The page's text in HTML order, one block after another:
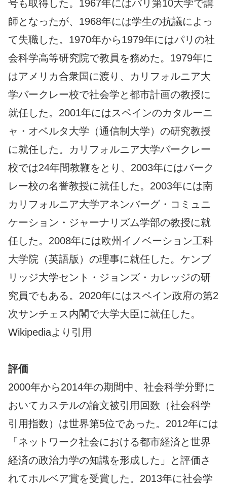
号も取得した。1967年にはパリ第10大学で講
師となったが、1968年には学生の抗議によっ
て失職した。1970年から1979年にはパリの社
会科学高等研究院で教員を務めた。1979年に
はアメリカ合衆国に渡り、カリフォルニア大
学バークレー校で社会学と都市計画の教授に
就任した。2001年にはスペインのカタルーニ
ャ・オベルタ大学（通信制大学）の研究教授
に就任した。カリフォルニア大学バークレー
校では24年間教鞭をとり、2003年にはバーク
レー校の名誉教授に就任した。2003年には南
カリフォルニア大学アネンバーグ・コミュニ
ケーション・ジャーナリズム学部の教授に就
任した。2008年には欧州イノベーション工科
大学院（英語版）の理事に就任した。ケンブ
リッジ大学セント・ジョンズ・カレッジの研
究員でもある。2020年にはスペイン政府の第2
次サンチェス内閣で大学大臣に就任した。
Wikipediaより引用
評価
2000年から2014年の期間中、社会科学分野に
おいてカステルの論文被引用回数（社会科学
引用指数）は世界第5位であった。2012年には
「ネットワーク社会における都市経済と世界
経済の政治力学の知識を形成した」と評価さ
れてホルベア賞を受賞した。2013年に社会学